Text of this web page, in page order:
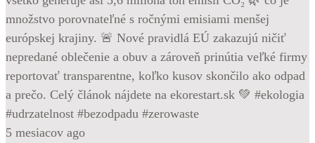
množstvo porovnateľné s ročnými emisiami menšej
európskej krajiny. 🚨 Nové pravidlá EÚ zakazujú ničiť
nepredané oblečenie a obuv a zároveň prinútia veľké firmy
reportovať transparentne, koľko kusov skončilo ako odpad
a prečo. Celý článok nájdete na ekorestart.sk 💚 #ekologia
#udrzatelnost #bezodpadu #zerowaste
5 mesiacov ago